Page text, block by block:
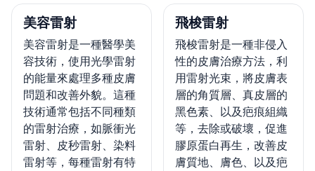
美容雷射
美容雷射是一種醫學美
容技術，使用光學雷射
的能量來處理多種皮膚
問題和改善外貌。這種
技術通常包括不同種類
的雷射治療，如脈衝光
雷射、皮秒雷射、染料
雷射等，每種雷射有特
飛梭雷射
飛梭雷射是一種非侵入
性的皮膚治療方法，利
用雷射光束，將皮膚表
層的角質層、真皮層的
黑色素、以及疤痕組織
等，去除或破壞，促進
膠原蛋白再生，改善皮
膚質地、膚色、以及疤